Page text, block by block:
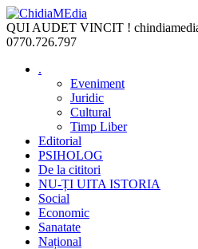
Skip
to
content
QUI AUDET VINCIT !
0770.726.797
.
Eveniment
Juridic
Cultural
Timp Liber
Editorial
PSIHOLOG
De la cititori
NU-ȚI UITA ISTORIA
Social
Economic
Sanatate
Național